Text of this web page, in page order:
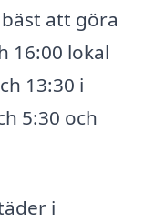
att göra
16:00 lokal
13:30 i
5:30 och
i